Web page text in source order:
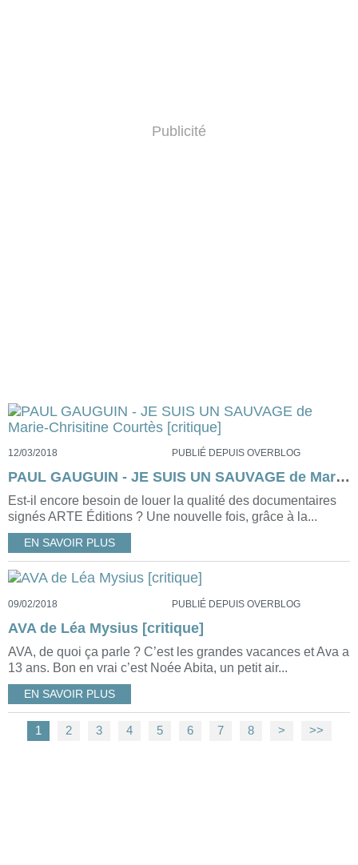
Publicité
12/03/2018 PUBLIÉ DEPUIS OVERBLOG
PAUL GAUGUIN - JE SUIS UN SAUVAGE de Marie-Chrisitine Courtès [critique]
Est-il encore besoin de louer la qualité des documentaires
signés ARTE Éditions ? Une nouvelle fois, grâce à la...
EN SAVOIR PLUS
09/02/2018 PUBLIÉ DEPUIS OVERBLOG
AVA de Léa Mysius [critique]
AVA, de quoi ça parle ? C’est les grandes vacances et Ava a
13 ans. Bon en vrai c’est Noée Abita, un petit air...
EN SAVOIR PLUS
1 2 3 4 5 6 7 8 > >>